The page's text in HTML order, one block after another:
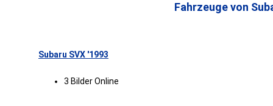
Fahrzeuge von
Subaru SVX '1993
3 Bilder Online